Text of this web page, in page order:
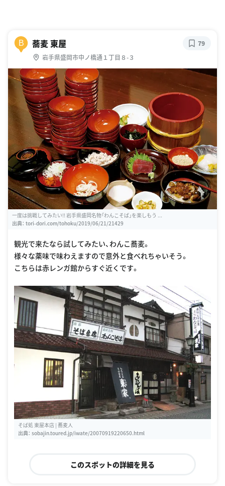
B 蕎麦 東屋
岩手県盛岡市中ノ橋通１丁目８-３
79
一度は挑戦してみたい!! 岩手県盛岡名物「わんこそば」を楽しもう ...
出典： tori-dori.com/tohoku/2019/06/21/21429
観光で来たなら試してみたい、わんこ蕎麦。
様々な薬味で味わえますので意外と食べれちゃいそう。
こちらは赤レンガ館からすぐ近くです。
そば処 東屋本店 | 蕎麦人
出典： sobajin.toured.jp/iwate/20070919220650.html
このスポットの詳細を見る